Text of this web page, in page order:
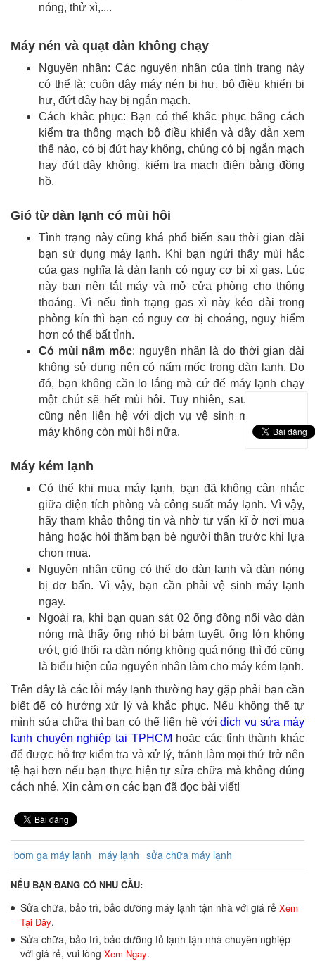
nóng, thử xì,....
Máy nén và quạt dàn không chạy
Nguyên nhân: Các nguyên nhân của tình trạng này
có thể là: cuộn dây máy nén bị hư, bộ điều khiển bị
hư, đứt dây hay bị ngắn mạch.
Cách khắc phục: Bạn có thể khắc phục bằng cách
kiểm tra thông mạch bộ điều khiển và dây dẫn xem
thế nào, có bị đứt hay không, chúng có bị ngắn mạch
hay đứt dây không, kiểm tra mạch điện bằng đồng
hồ.
Gió từ dàn lạnh có mùi hôi
Tình trạng này cũng khá phổ biến sau thời gian dài
bạn sử dụng máy lạnh. Khi bạn ngửi thấy mùi hắc
của gas nghĩa là dàn lạnh có nguy cơ bị xì gas. Lúc
này bạn nên tắt máy và mở cửa phòng cho thông
thoáng. Vì nếu tình trạng gas xì này kéo dài trong
phòng kín thì bạn có nguy cơ bị choáng, nguy hiểm
hơn có thể bất tỉnh.
Có mùi nấm mốc: nguyên nhân là do thời gian dài
không sử dụng nên có nấm mốc trong dàn lạnh. Do
đó, bạn không cần lo lắng mà cứ để máy lạnh chạy
một chút sẽ hết mùi hôi. Tuy nhiên, sau đó thì bạn
cũng nên liên hệ với dịch vụ vệ sinh máy lạnh để
máy không còn mùi hôi nữa.
Máy kém lạnh
Có thể khi mua máy lạnh, bạn đã không cân nhắc
giữa diện tích phòng và công suất máy lạnh. Vì vậy,
hãy tham khảo thông tin và nhờ tư vấn kĩ ở nơi mua
hàng hoặc hỏi thăm bạn bè người thân trước khi lựa
chọn mua.
Nguyên nhân cũng có thể do dàn lạnh và dàn nóng
bị dơ bẩn. Vì vậy, bạn cần phải vệ sinh máy lạnh
ngay.
Ngoài ra, khi bạn quan sát 02 ống đồng nối vào dàn
nóng mà thấy ống nhỏ bị bám tuyết, ống lớn không
ướt, gió thổi ra dàn nóng không quá nóng thì đó cũng
là biểu hiện của nguyên nhân làm cho máy kém lạnh.
Trên đây là các lỗi máy lạnh thường hay gặp phải bạn cần
biết để có hướng xử lý và khắc phục. Nếu không thể tự
mình sửa chữa thì bạn có thể liên hệ vớidịch vụ sửa máy
lạnh chuyên nghiệp tại TPHCM hoặc các tỉnh thành khác
để được hỗ trợ kiểm tra và xử lý, tránh làm mọi thứ trở nên
tệ hại hơn nếu bạn thực hiện tự sửa chữa mà không đúng
cách nhé. Xin cảm ơn các bạn đã đọc bài viết!
bơm ga máy lạnh máy lạnh sửa chữa máy lạnh
NẾU BẠN ĐANG CÓ NHU CẦU:
Sửa chữa, bảo trì, bảo dưỡng máy lạnh tận nhà với giá rẻ Xem
Tại Đây.
Sửa chữa, bảo trì, bảo dưỡng tủ lạnh tận nhà chuyên nghiệp
với giá rẻ, vui lòng Xem Ngay.